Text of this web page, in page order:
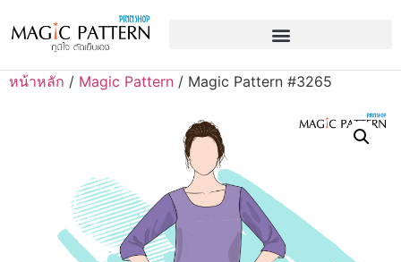
หน้าหลัก / Magic Pattern / Magic Pattern #3265